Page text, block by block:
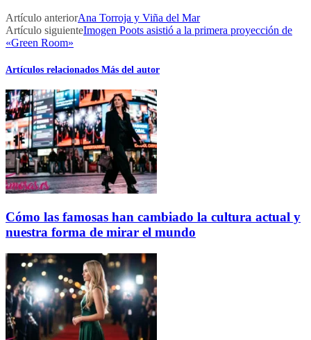
Artículo anteriorAna Torroja y Viña del Mar
Artículo siguienteImogen Poots asistió a la primera proyección de
«Green Room»
Artículos relacionados Más del autor
Cómo las famosas han cambiado la cultura actual y
nuestra forma de mirar el mundo